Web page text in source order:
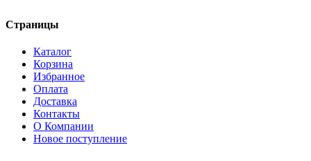
Страницы
Каталог
Корзина
Избранное
Оплата
Доставка
Контакты
О Компании
Новое поступление